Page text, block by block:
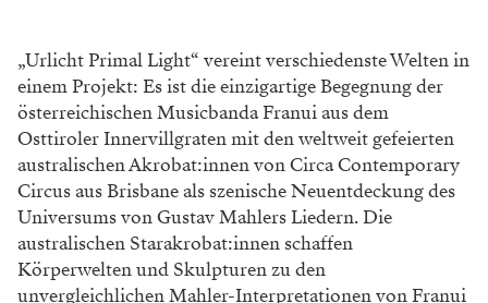
„Urlicht Primal Light“ vereint verschiedenste Welten in
einem Projekt: Es ist die einzigartige Begegnung der
österreichischen Musicbanda Franui aus dem
Osttiroler Innervillgraten mit den weltweit gefeierten
australischen Akrobat:innen von Circa Contemporary
Circus aus Brisbane als szenische Neuentdeckung des
Universums von Gustav Mahlers Liedern. Die
australischen Starakrobat:innen schaffen
Körperwelten und Skulpturen zu den
unvergleichlichen Mahler-Interpretationen von Franui